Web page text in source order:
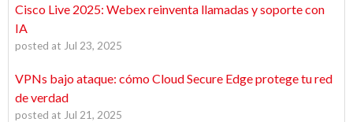
Cisco Live 2025: Webex reinventa llamadas y soporte con
IA
posted at Jul 23, 2025
VPNs bajo ataque: cómo Cloud Secure Edge protege tu red
de verdad
posted at Jul 21, 2025